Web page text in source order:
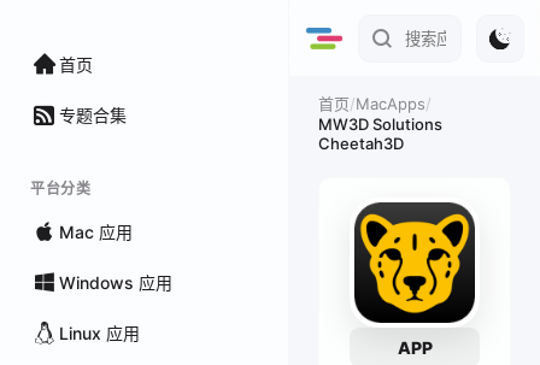
首页
专题合集
平台分类
Mac 应用
Windows 应用
Linux 应用
首页/MacApps/
MW3D Solutions
Cheetah3D
APP